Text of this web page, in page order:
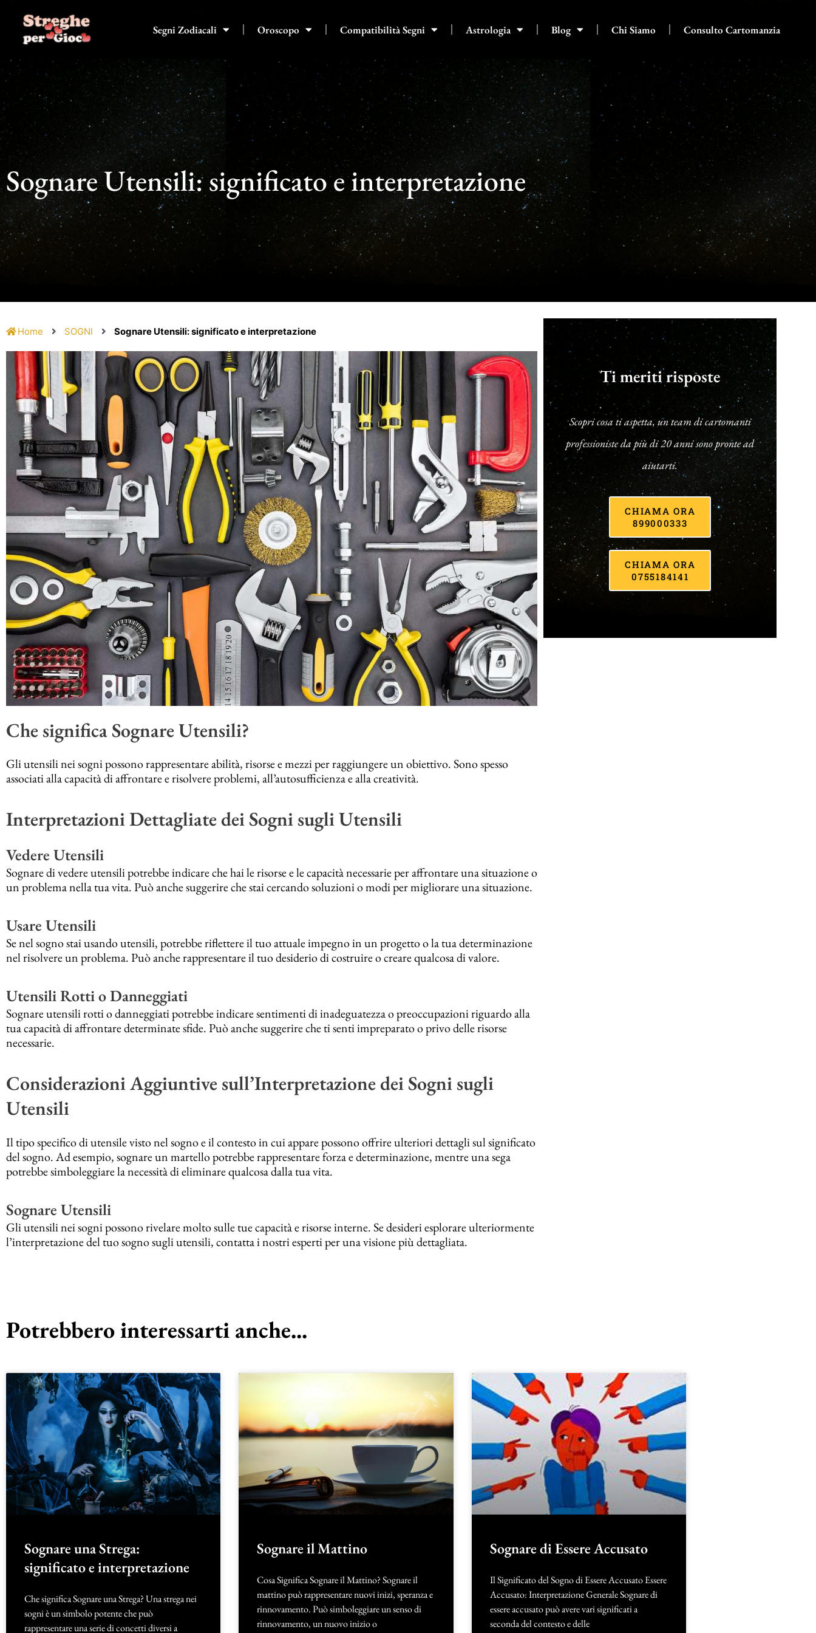
contenuto
Segni Zodiacali Oroscopo Compatibilità Segni Astrologia Blog Chi Siamo Consulto Cartomanzia
Sognare Utensili: significato e interpretazione
Home SOGNI Sognare Utensili: significato e interpretazione
Che significa Sognare Utensili?
Gli utensili nei sogni possono rappresentare abilità, risorse e mezzi per raggiungere un obiettivo. Sono spesso
associati alla capacità di affrontare e risolvere problemi, all’autosufficienza e alla creatività.
Interpretazioni Dettagliate dei Sogni sugli Utensili
Vedere Utensili
Sognare di vedere utensili potrebbe indicare che hai le risorse e le capacità necessarie per affrontare una situazione o
un problema nella tua vita. Può anche suggerire che stai cercando soluzioni o modi per migliorare una situazione.
Usare Utensili
Se nel sogno stai usando utensili, potrebbe riflettere il tuo attuale impegno in un progetto o la tua determinazione
nel risolvere un problema. Può anche rappresentare il tuo desiderio di costruire o creare qualcosa di valore.
Utensili Rotti o Danneggiati
Sognare utensili rotti o danneggiati potrebbe indicare sentimenti di inadeguatezza o preoccupazioni riguardo alla
tua capacità di affrontare determinate sfide. Può anche suggerire che ti senti impreparato o privo delle risorse
necessarie.
Considerazioni Aggiuntive sull’Interpretazione dei Sogni sugli
Utensili
Il tipo specifico di utensile visto nel sogno e il contesto in cui appare possono offrire ulteriori dettagli sul significato
del sogno. Ad esempio, sognare un martello potrebbe rappresentare forza e determinazione, mentre una sega
potrebbe simboleggiare la necessità di eliminare qualcosa dalla tua vita.
Sognare Utensili
Gli utensili nei sogni possono rivelare molto sulle tue capacità e risorse interne. Se desideri esplorare ulteriormente
l’interpretazione del tuo sogno sugli utensili, contatta i nostri esperti per una visione più dettagliata.
Ti meriti risposte
Scopri cosa ti aspetta, un team di cartomanti
professioniste da più di 20 anni sono pronte ad
aiutarti.
CHIAMA ORA
899000333
CHIAMA ORA
0755184141
Potrebbero interessarti anche...
Sognare una Strega:
significato e interpretazione
Che significa Sognare una Strega? Una strega nei
sogni è un simbolo potente che può
rappresentare una serie di concetti diversi a
Sognare il Mattino
Cosa Significa Sognare il Mattino? Sognare il
mattino può rappresentare nuovi inizi, speranza e
rinnovamento. Può simboleggiare un senso di
rinnovamento, un nuovo inizio o
Sognare di Essere Accusato
Il Significato del Sogno di Essere Accusato Essere
Accusato: Interpretazione Generale Sognare di
essere accusato può avere vari significati a
seconda del contesto e delle